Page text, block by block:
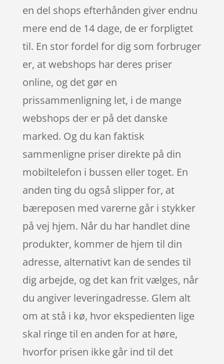
en del shops efterhånden giver endnu
mere end de 14 dage, de er forpligtet
til. En stor fordel for dig som forbruger
er, at webshops har deres priser
online, og det gør en
prissammenligning let, i de mange
webshops der er på det danske
marked. Og du kan faktisk
sammenligne priser direkte på din
mobiltelefon i bussen eller toget. En
anden ting du også slipper for, at
bæreposen med varerne går i stykker
på vej hjem. Når du har handlet dine
produkter, kommer de hjem til din
adresse, alternativt kan de sendes til
dig arbejde, og det kan frit vælges, når
du angiver leveringadresse. Glem alt
om at stå i kø, hvor ekspedienten lige
skal ringe til en anden for at høre,
hvorfor prisen ikke går ind til det